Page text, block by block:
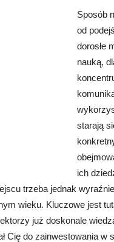
Sposób
od
dorosłe
nauką,
starają
ich
trzeba jednak
wieku. Kluczowe jest
już doskonale
Cię do zainwestowania